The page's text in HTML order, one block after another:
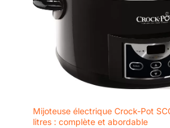
en verre
froides au
surveiller
de la
lave-
innovant :
est conçue
base de
froides au
Mijoteuse électrique Crock-Pot
litres : complète et abordable